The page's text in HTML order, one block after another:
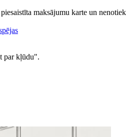
maksājumu karte un nenotiek
par kļūdu".